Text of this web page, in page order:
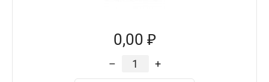
0,00 ₽
– +